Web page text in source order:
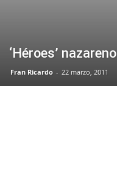
‘Héroes’
Fran Ricardo - 22 marzo, 2011